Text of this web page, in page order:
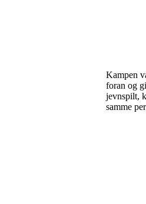
Kampen
foran og
jevnspilt,
samme